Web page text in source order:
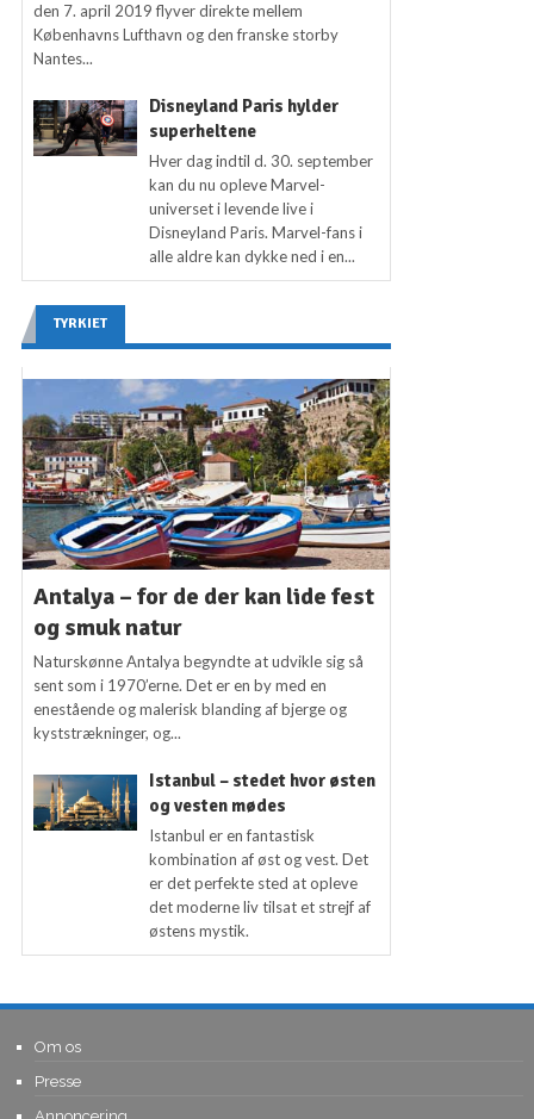
den 7. april 2019 flyver direkte mellem
Københavns Lufthavn og den franske storby
Nantes...
Disneyland Paris hylder
superheltene
Hver dag indtil d. 30. september
kan du nu opleve Marvel-
universet i levende live i
Disneyland Paris. Marvel-fans i
alle aldre kan dykke ned i en...
TYRKIET
Antalya – for de der kan lide fest
og smuk natur
Naturskønne Antalya begyndte at udvikle sig så
sent som i 1970’erne. Det er en by med en
enestående og malerisk blanding af bjerge og
kyststrækninger, og...
Istanbul – stedet hvor østen
og vesten mødes
Istanbul er en fantastisk
kombination af øst og vest. Det
er det perfekte sted at opleve
det moderne liv tilsat et strejf af
østens mystik.
Om os
Presse